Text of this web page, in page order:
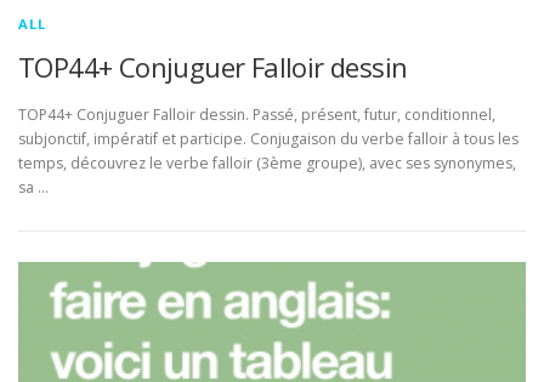
ALL
TOP44+ Conjuguer Falloir dessin
TOP44+ Conjuguer Falloir dessin. Passé, présent, futur, conditionnel,
subjonctif, impératif et participe. Conjugaison du verbe falloir à tous les
temps, découvrez le verbe falloir (3ème groupe), avec ses synonymes,
sa …